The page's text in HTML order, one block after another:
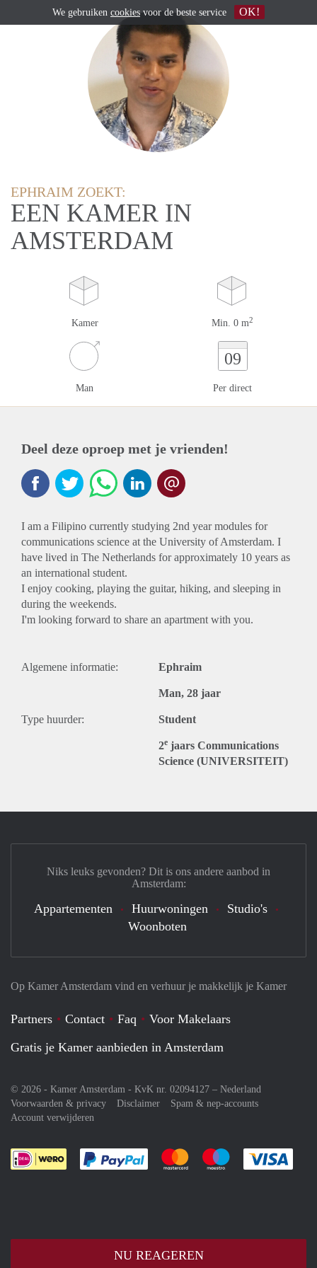
EPHRAIM ZOEKT:
EEN KAMER IN
AMSTERDAM
Kamer Min. 0 m2
Man
09
Per direct
Deel deze oproep met je vrienden!
I am a Filipino currently studying 2nd year modules for
communications science at the University of Amsterdam. I
have lived in The Netherlands for approximately 10 years as
an international student.
I enjoy cooking, playing the guitar, hiking, and sleeping in
during the weekends.
I'm looking forward to share an apartment with you.
Algemene informatie: Ephraim
Man, 28 jaar
Type huurder: Student
2e jaars Communications
Science (UNIVERSITEIT)
NU REAGEREN
Op Kamer Amsterdam vind en verhuur je makkelijk je Kamer
Partners Contact Faq
Voor Makelaars
Gratis je Kamer aanbieden in Amsterdam
© 2026 - Kamer Amsterdam - KvK nr. 02094127 – Nederland
Voorwaarden & privacy
Disclaimer
Spam & nep-accounts
Account verwijderen
Je rekent gemakkelijk af met Paypal
Je rekent gemakkelijk af met
Je rekent
Niks leuks gevonden? Dit is ons andere aanbod in
Amsterdam:
Appartementen Huurwoningen
Studio's
Woonboten
We gebruiken cookies voor de beste service OK!